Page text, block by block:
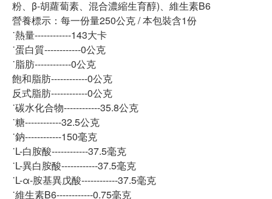
粉、β-胡蘿蔔素、混合濃縮生育醇)、維生素B6
營養標示：每一份量250公克 / 本包裝含1份
˙熱量------------143大卡
˙蛋白質------------0公克
˙脂肪------------0公克
飽和脂肪------------0公克
反式脂肪------------0公克
˙碳水化合物------------35.8公克
˙糖------------32.5公克
˙鈉------------150毫克
˙L-白胺酸------------37.5毫克
˙L-異白胺酸------------37.5毫克
˙L-α-胺基異戊酸------------37.5毫克
˙維生素B6------------0.75毫克